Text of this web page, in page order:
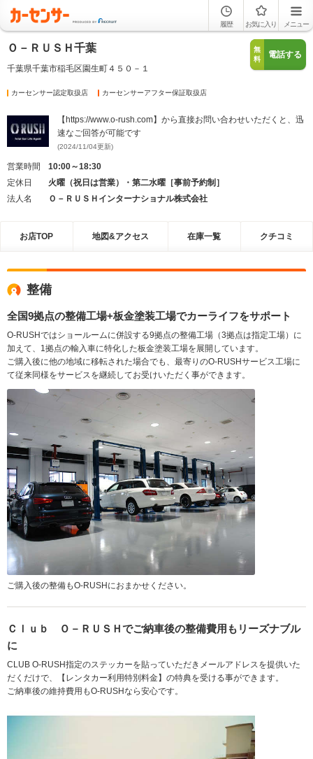
履歴 お気に入り メニュー
Ｏ－ＲＵＳＨ千葉
千葉県千葉市稲毛区園生町４５０－１
無
料
電話する
カーセンサー認定取扱店 カーセンサーアフター保証取扱店
【https://www.o-rush.com】から直接お問い合わせいただくと、迅
速なご回答が可能です
(2024/11/04更新)
営業時間
10:00～18:30
定休日
火曜（祝日は営業）・第二水曜［事前予約制］
法人名
Ｏ－ＲＵＳＨインターナショナル株式会社
お店TOP 地図&アクセス 在庫一覧 クチコミ
整備
全国9拠点の整備工場+板金塗装工場でカーライフをサポート
O-RUSHではショールームに併設する9拠点の整備工場（3拠点は指定工場）に
加えて、1拠点の輸入車に特化した板金塗装工場を展開しています。
ご購入後に他の地域に移転された場合でも、最寄りのO-RUSHサービス工場に
て従来同様をサービスを継続してお受けいただく事ができます。
ご購入後の整備もO-RUSHにおまかせください。
Ｃｌｕｂ Ｏ－ＲＵＳＨでご納車後の整備費用もリーズナブル
に
CLUB O-RUSH指定のステッカーを貼っていただきメールアドレスを提供いた
だくだけで、【レンタカー利用特別料金】の特典を受ける事ができます。
ご納車後の維持費用もO-RUSHなら安心です。